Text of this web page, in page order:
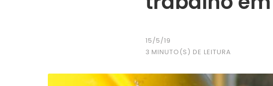
15/5/19
3 MINUTO(S) DE LEITURA